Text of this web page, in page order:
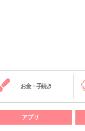
お金・手続き
アプリ